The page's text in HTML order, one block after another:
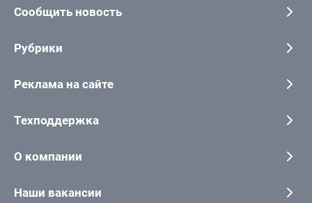
Сообщить новость
Рубрики
Реклама на сайте
Техподдержка
О компании
Наши вакансии